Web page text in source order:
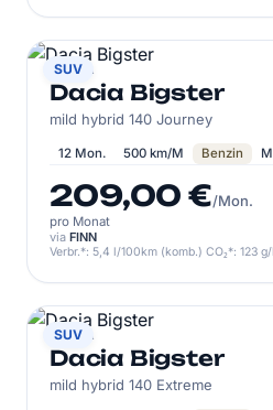
SUV
DACIA
Dacia Bigster
mild hybrid 140 Journey
12 Mon. 500 km/M Benzin
209,00 €/Mon.
pro Monat
via FINN
Verbr.*: 5,4 l/100km (komb.) CO₂*: 123
SUV
DACIA
Dacia Bigster
mild hybrid 140 Extreme